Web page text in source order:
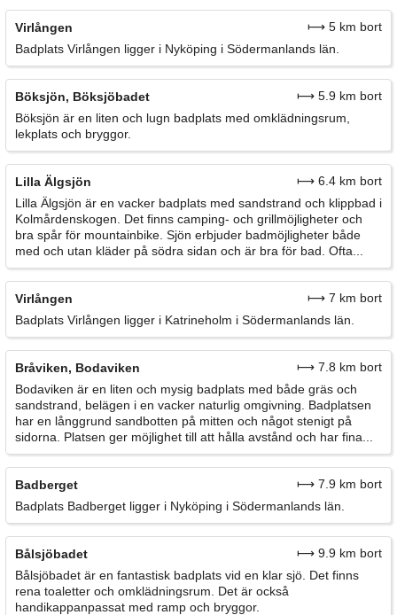
Virlången
⟼ 5 km bort
Badplats Virlången ligger i Nyköping i Södermanlands län.
Böksjön, Böksjöbadet
⟼ 5.9 km bort
Böksjön är en liten och lugn badplats med omklädningsrum,
lekplats och bryggor.
Lilla Älgsjön
⟼ 6.4 km bort
Lilla Älgsjön är en vacker badplats med sandstrand och klippbad i
Kolmårdenskogen. Det finns camping- och grillmöjligheter och
bra spår för mountainbike. Sjön erbjuder badmöjligheter både
med och utan kläder på södra sidan och är bra för bad. Ofta...
Virlången
⟼ 7 km bort
Badplats Virlången ligger i Katrineholm i Södermanlands län.
Bråviken, Bodaviken
⟼ 7.8 km bort
Bodaviken är en liten och mysig badplats med både gräs och
sandstrand, belägen i en vacker naturlig omgivning. Badplatsen
har en långgrund sandbotten på mitten och något stenigt på
sidorna. Platsen ger möjlighet till att hålla avstånd och har fina...
Badberget
⟼ 7.9 km bort
Badplats Badberget ligger i Nyköping i Södermanlands län.
Bålsjöbadet
⟼ 9.9 km bort
Bålsjöbadet är en fantastisk badplats vid en klar sjö. Det finns
rena toaletter och omklädningsrum. Det är också
handikappanpassat med ramp och bryggor.